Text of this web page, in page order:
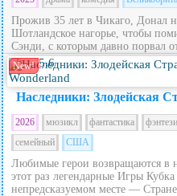
Прожив 35 лет в Чикаго, Донал
Шотландское нагорье, чтобы
Сэнди, с которым давно порвал
New! 5.6
Наследники: Злодейская
2026 мюзикл фантастика фэнтези
семейный
США
Любимые герои возвращаются в
этот раз легендарные Игры
непредсказуемом месте —